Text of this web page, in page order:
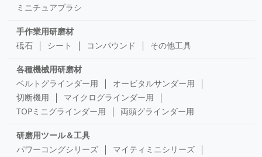
ミニチュアブラシ
手作業用研磨材
砥石
シート コンパウンド その他工具
各種機械用研磨材
ベルトグラインダー用
オービタルサンダー用
切断機用
マイクログラインダー用
TOPミニグラインダー用
両頭グラインダー用
研磨用ツール＆工具
パワーコングシリーズ
マイティミニシリーズ